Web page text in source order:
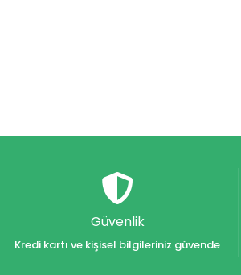
Güvenlik
Kredi kartı ve kişisel bilgileriniz güvende